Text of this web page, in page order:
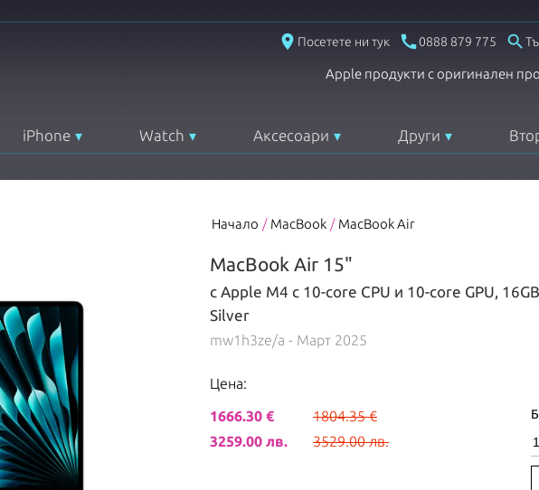
place Посетете ни тук 0888 879 775 
Apple продукти с оригинален
iPhone Watch Аксесоари Други
Начало / MacBook / MacBook Air
MacBook Air 15"
с Apple M4 с 10-core CPU и 10-core GPU,
Silver
mw1h3ze/a - Март 2025
Цена:
1666.30 €
1804.35 €
3259.00 лв.
3529.00 лв.